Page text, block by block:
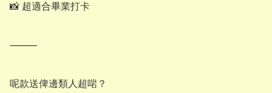
📸 超適合畢業打卡
⸻
呢款送俾邊類人超啱？